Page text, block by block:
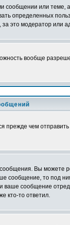
или теме,
определенных
это модератор или
вообще
прежде чем
Вы можете
сообщение, то под
сообщение
кто-то ответил.